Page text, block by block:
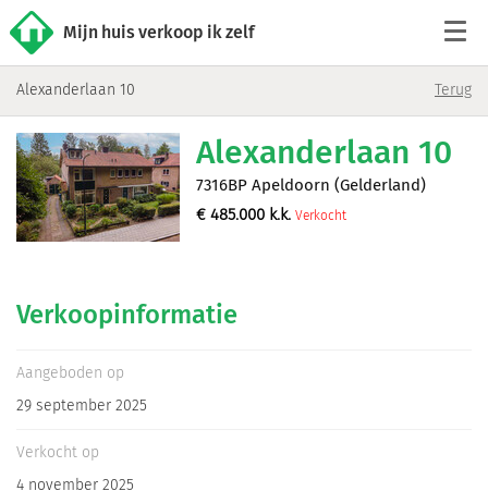
Mijn huis verkoop ik zelf
Woningaanbod
Werkwijze
Alexanderlaan 10 Terug
Alexanderlaan 10
7316BP Apeldoorn (Gelderland)
€ 485.000 k.k. Verkocht
Verkoopinformatie
Aangeboden op
29 september 2025
Verkocht op
4 november 2025